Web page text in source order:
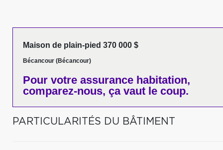
Maison de plain-pied 370 000 $
Bécancour (Bécancour)
Pour votre assurance habitation,
comparez-nous, ça vaut le coup.
PARTICULARITÉS DU BÂTIMENT